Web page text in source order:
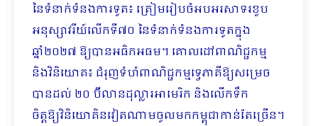
នៃទំនាក់ទំនងការទូត៖ ត្រៀមរៀបចំអបអរសាទរខួប
អនុស្សាវរីយ៍លើកទី៧០ នៃទំនាក់ទំនងការទូតក្នុង
ឆ្នាំ២០២៧ ឱ្យបានអធិកអធម។ គោលដៅពាណិជ្ជកម្ម
និងវិនិយោគ៖ ជំរុញទំហំពាណិជ្ជកម្មទ្វេភាគីឱ្យសម្រេច
បានដល់ ២០ ប៊ីលានដុល្លារអាមេរិក និងលើកទឹក
ចិត្តឱ្យវិនិយោគិនវៀតណាមចូលមកកម្ពុជាកាន់តែច្រើន។